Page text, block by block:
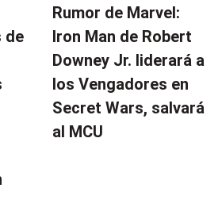
de
Rumor de Marvel:
Iron Man de Robert
Downey Jr. liderará a
los Vengadores en
Secret Wars, salvará
al MCU